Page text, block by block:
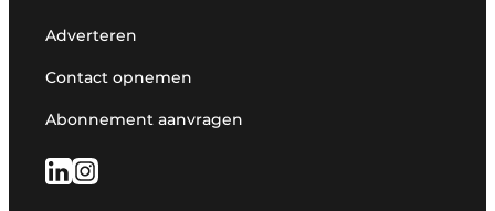
Adverteren
Contact opnemen
Abonnement aanvragen